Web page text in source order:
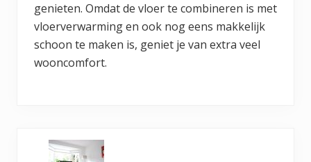
genieten. Omdat de vloer te combineren is met
vloerverwarming en ook nog eens makkelijk
schoon te maken is, geniet je van extra veel
wooncomfort.